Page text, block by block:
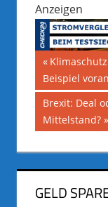
Anzeigen
Vorheriger
Beitrag:
Beispiel voran
Nächster
Beitrag:
Brexit: Deal
Mittelstand?
GELD